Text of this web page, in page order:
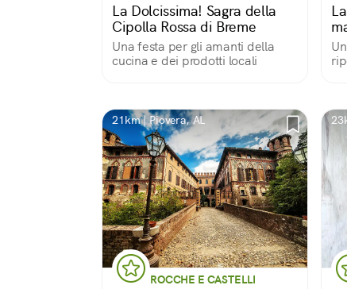
La Dolcissima! Sagra della
Cipolla Rossa di Breme
Una festa per gli amanti della
cucina e dei prodotti locali
21km | Piovera, AL
ROCCHE E CASTELLI